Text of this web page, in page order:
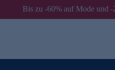
Bis zu -60% auf Mode und